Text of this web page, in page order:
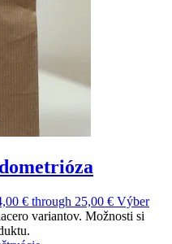
€ through 25,00 € Výber
variantov. Možnosti si